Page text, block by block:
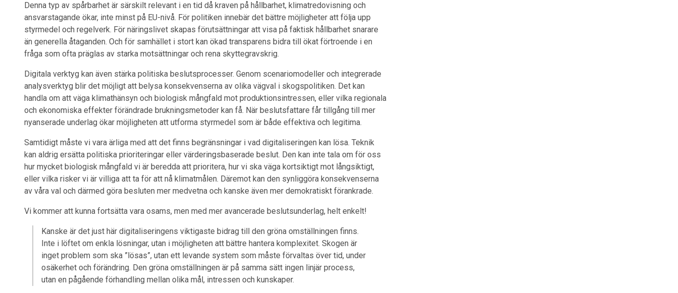
Denna typ av spårbarhet är särskilt relevant i en tid då kraven på hållbarhet, klimatredovisning och
ansvarstagande ökar, inte minst på EU-nivå. För politiken innebär det bättre möjligheter att följa upp
styrmedel och regelverk. För näringslivet skapas förutsättningar att visa på faktisk hållbarhet snarare
än generella åtaganden. Och för samhället i stort kan ökad transparens bidra till ökat förtroende i en
fråga som ofta präglas av starka motsättningar och rena skyttegravskrig.
Digitala verktyg kan även stärka politiska beslutsprocesser. Genom scenariomodeller och integrerade
analysverktyg blir det möjligt att belysa konsekvenserna av olika vägval i skogspolitiken. Det kan
handla om att väga klimathänsyn och biologisk mångfald mot produktionsintressen, eller vilka regionala
och ekonomiska effekter förändrade brukningsmetoder kan få. När beslutsfattare får tillgång till mer
nyanserade underlag ökar möjligheten att utforma styrmedel som är både effektiva och legitima.
Samtidigt måste vi vara ärliga med att det finns begränsningar i vad digitaliseringen kan lösa. Teknik
kan aldrig ersätta politiska prioriteringar eller värderingsbaserade beslut. Den kan inte tala om för oss
hur mycket biologisk mångfald vi är beredda att prioritera, hur vi ska väga kortsiktigt mot långsiktigt,
eller vilka risker vi är villiga att ta för att nå klimatmålen. Däremot kan den synliggöra konsekvenserna
av våra val och därmed göra besluten mer medvetna och kanske även mer demokratiskt förankrade.
Vi kommer att kunna fortsätta vara osams, men med mer avancerade beslutsunderlag, helt enkelt!
Kanske är det just här digitaliseringens viktigaste bidrag till den gröna omställningen finns.
Inte i löftet om enkla lösningar, utan i möjligheten att bättre hantera komplexitet. Skogen är
inget problem som ska ”lösas”, utan ett levande system som måste förvaltas över tid, under
osäkerhet och förändring. Den gröna omställningen är på samma sätt ingen linjär process,
utan en pågående förhandling mellan olika mål, intressen och kunskaper.